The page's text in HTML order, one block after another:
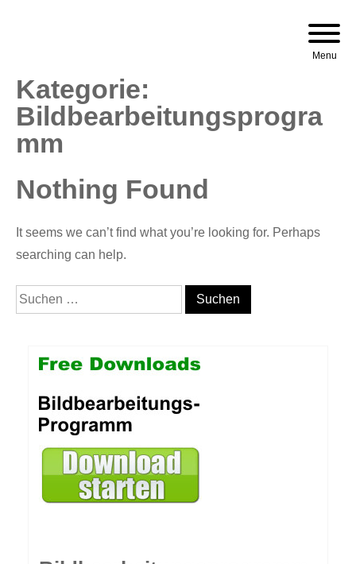
Menu
Kategorie:
Bildbearbeitungsprogra
Mm
Nothing Found
It seems we can’t find what you’re looking for. Perhaps
searching can help.
Suchen
nach: